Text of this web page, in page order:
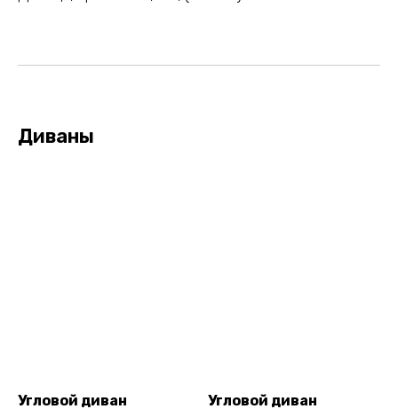
Диваны
Угловой диван
Угловой диван